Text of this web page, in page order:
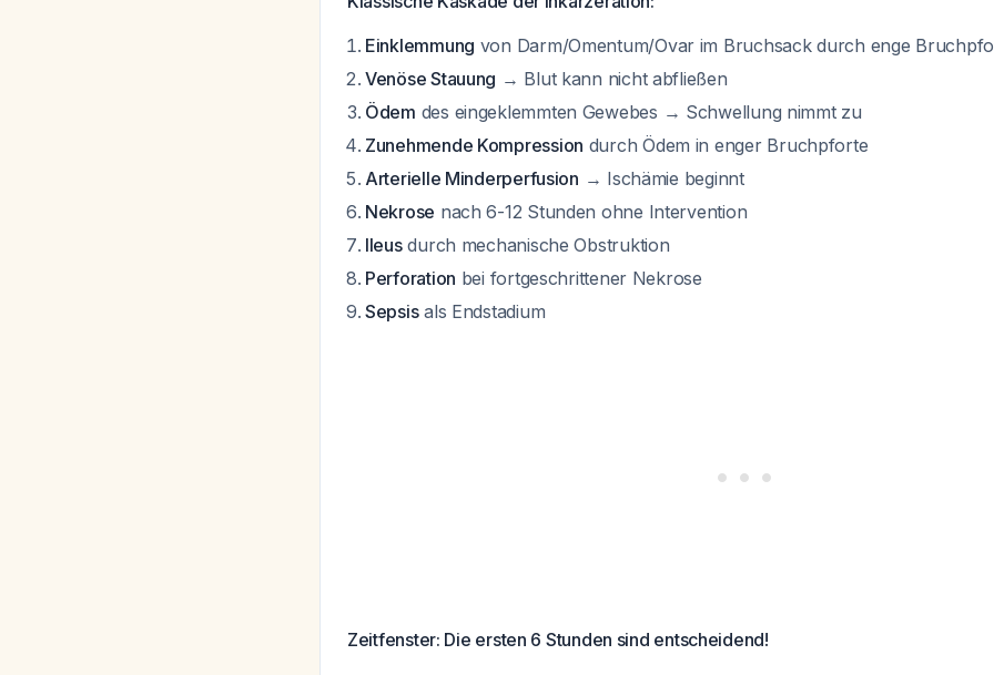
Einklemmung von Darm/Omentum/Ovar im Bruchsack durch enge
Venöse Stauung → Blut kann nicht abfließen
Ödem des eingeklemmten Gewebes → Schwellung nimmt zu
Zunehmende Kompression durch Ödem in enger Bruchpforte
Arterielle Minderperfusion → Ischämie beginnt
Nekrose nach 6-12 Stunden ohne Intervention
Ileusdurch mechanische Obstruktion
Perforation bei fortgeschrittener Nekrose
Sepsisals Endstadium
Zeitfenster: Die ersten 6 Stunden sind entscheidend!